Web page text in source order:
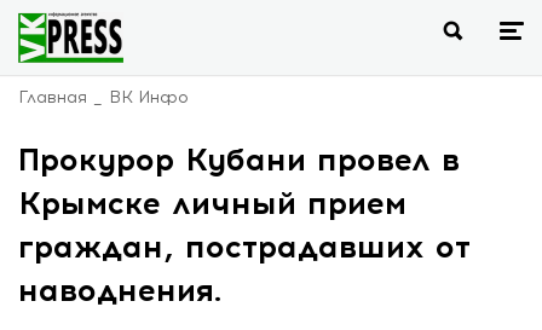
Главная ВК Инфо
Прокурор Кубани провел в
Крымске личный прием
граждан, пострадавших от
наводнения.